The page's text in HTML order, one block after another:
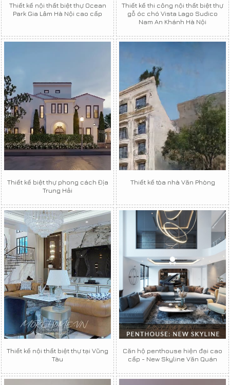
Thiết kế nội thất biệt thự Ocean
Park Gia Lâm Hà Nội cao cấp
Thiết kế thi công nội thất biệt thự
gỗ óc chó Vista Lago Sudico
Nam An Khánh Hà Nội
Thiết kế biệt thự phong cách Địa
Trung Hải
Thiết kế tòa nhà Văn Phòng
Thiết kế nội thất biệt thự tại Vũng
Tàu
Căn hộ penthouse hiện đại cao
cấp - New Skyline Văn Quán